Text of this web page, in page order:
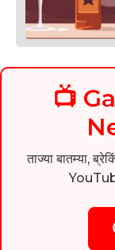
📺
ताज्या बातम्या,